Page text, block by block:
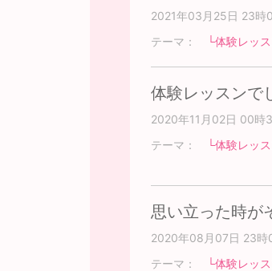
2021年03月25日 23時
テーマ： └体験レッス
体験レッスンで
2020年11月02日 00時
テーマ： └体験レッス
思い立った時が
2020年08月07日 23
テーマ： └体験レッス